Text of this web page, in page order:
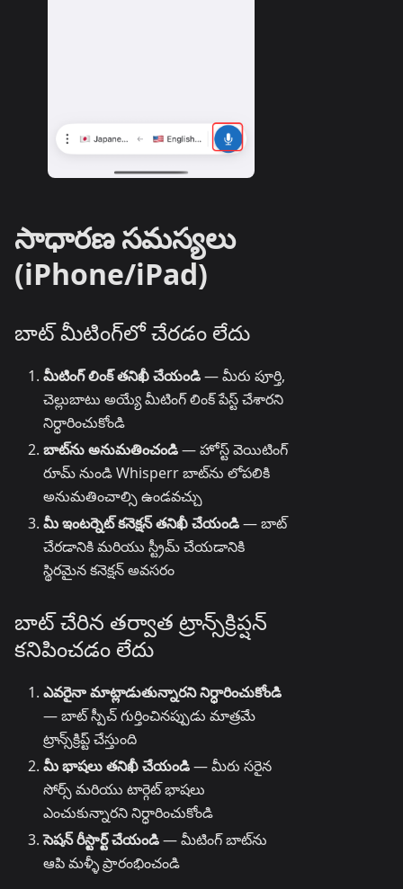
సాధారణ సమస్యలు
(iPhone/iPad)
బాట్ మీటింగ్‌లో చేరడం లేదు
మీటింగ్ లింక్ తనిఖీ చేయండి— మీరు పూర్తి,
చెల్లుబాటు అయ్యే మీటింగ్ లింక్ పేస్ట్ చేశారని
నిర్ధారించుకోండి
బాట్‌ను అనుమతించండి— హోస్ట్ వెయిటింగ్
రూమ్ నుండి Whisperr బాట్‌ను లోపలికి
అనుమతించాల్సి ఉండవచ్చు
మీ ఇంటర్నెట్ కనెక్షన్ తనిఖీ చేయండి— బాట్
చేరడానికి మరియు స్ట్రీమ్ చేయడానికి
స్థిరమైన కనెక్షన్ అవసరం
బాట్ చేరిన తర్వాత ట్రాన్స్‌క్రిప్షన్
కనిపించడం లేదు
ఎవరైనా మాట్లాడుతున్నారని నిర్ధారించుకోండి
— బాట్ స్పీచ్ గుర్తించినప్పుడు మాత్రమే
ట్రాన్స్‌క్రిప్ట్ చేస్తుంది
మీ భాషలు తనిఖీ చేయండి— మీరు సరైన
సోర్స్ మరియు టార్గెట్ భాషలు
ఎంచుకున్నారని నిర్ధారించుకోండి
సెషన్ రీస్టార్ట్ చేయండి— మీటింగ్ బాట్‌ను
ఆపి మళ్ళీ ప్రారంభించండి